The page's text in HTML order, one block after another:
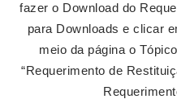
fazer o Download do
para Downloads e clicar
meio da página o
“Requerimento de